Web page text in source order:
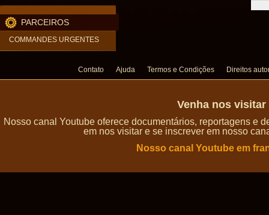
PARCEIROS
COMMANDES URGENTES
Contato Ajuda Termos e Condições Direitos
Venha nos
Nosso canal Youtube oferece documentários, reportagens e
em nos visitar e se inscrever em nosso
Nosso canal Youtube em